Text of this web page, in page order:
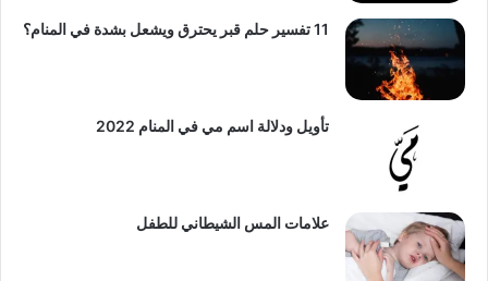
11 تفسير حلم قبر يحترق ويشعل بشدة في المنام؟
تأويل ودلالة اسم مي في المنام 2022
علامات المس الشيطاني للطفل